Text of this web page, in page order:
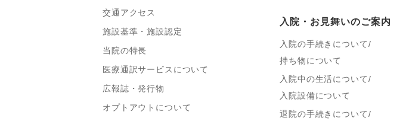
交通アクセス
施設基準・施設認定
当院の特長
医療通訳サービスについて
広報誌・発行物
オプトアウトについて
入院・お見舞いのご案内
入院の手続きについて/
持ち物について
入院中の生活について/
入院設備について
退院の手続きについて/